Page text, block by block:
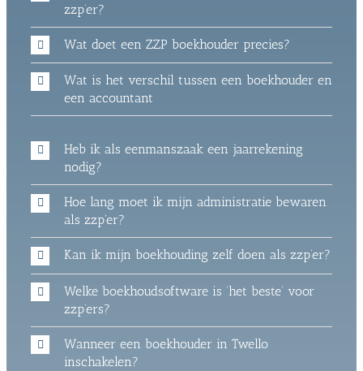
zzp’er?
Wat doet een ZZP boekhouder precies?
Wat is het verschil tussen een boekhouder en
een accountant
Heb ik als eenmanszaak een jaarrekening
nodig?
Hoe lang moet ik mijn administratie bewaren
als zzp'er?
Kan ik mijn boekhouding zelf doen als zzp’er?
Welke boekhoudsoftware is ‘het beste’ voor
zzp’ers?
Wanneer een boekhouder in Twello
inschakelen?